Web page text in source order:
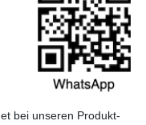
bei unseren Produkt-